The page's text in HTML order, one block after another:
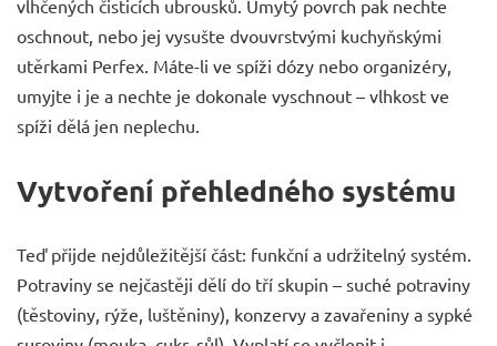
vlhčených čisticích ubrousků . Umytý povrch pak nechte
oschnout, nebo jej vysušte dvouvrstvými kuchyňskými
utěrkami Perfex . Máte-li ve spíži dózy nebo organizéry,
umyjte i je a nechte je dokonale vyschnout – vlhkost ve
spíži dělá jen neplechu.
Vytvoření přehledného systému
Teď přijde nejdůležitější část: funkční a udržitelný systém.
Potraviny se nejčastěji dělí do tří skupin – suché potraviny
(těstoviny, rýže, luštěniny), konzervy a zavařeniny a sypké